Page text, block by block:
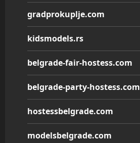
gradprokuplje.com
kidsmodels.rs
belgrade-fair-hostess.com
belgrade-party-hostess.com
hostessbelgrade.com
modelsbelgrade.com